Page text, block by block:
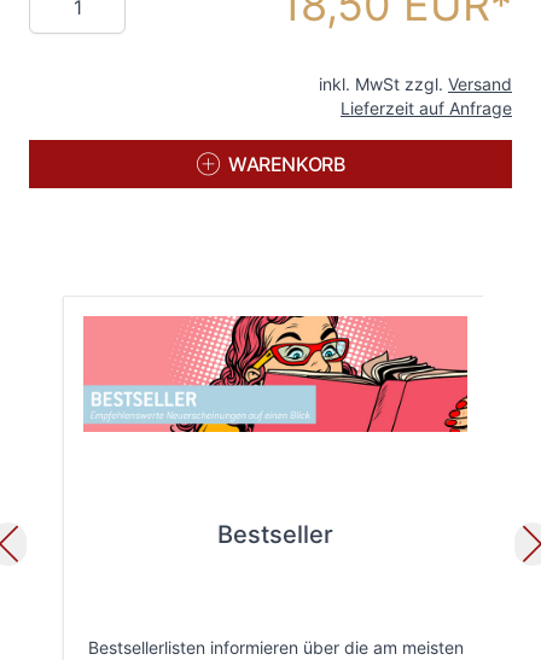
inkl. MwSt zzgl. Versand
Lieferzeit auf Anfrage
WARENKORB
Bestseller
Bestsellerlisten informieren über die am meisten